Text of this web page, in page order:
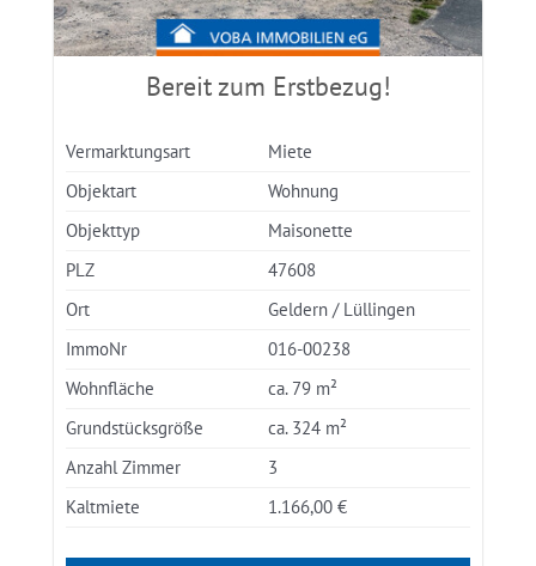
Bereit zum Erstbezug!
Vermarktungsart
Miete
Objektart
Wohnung
Objekttyp
Maisonette
PLZ
47608
Ort
Geldern / Lüllingen
ImmoNr
016-00238
Wohnfläche
ca. 79 m²
Grundstücksgröße
ca. 324 m²
Anzahl Zimmer
3
Kaltmiete
1.166,00 €